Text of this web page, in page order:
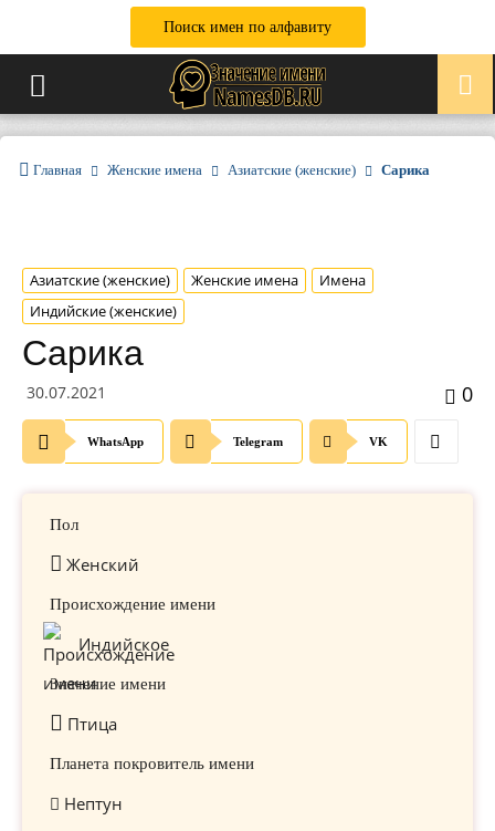
Поиск имен по алфавиту
Главная Женские имена Азиатские (женские) Сарика
Азиатские (женские) Женские имена
Имена
Индийские (женские)
Сарика
30.07.2021 0
WhatsApp Telegram VK
Пол
Женский
Происхождение имени
Индийское
Значение имени
Птица
Планета покровитель имени
Нептун